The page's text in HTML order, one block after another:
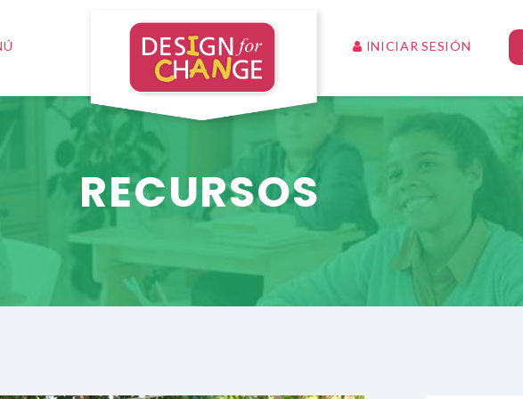
INICIAR SESIÓN
RECURSOS